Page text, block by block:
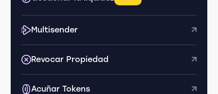
Multisender
Revocar Propiedad
Acuñar Tokens